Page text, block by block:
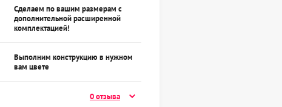
Сделаем по вашим размерам с
дополнительной расширенной
комплектацией!
Выполним конструкцию в нужном
вам цвете
0 отзыва